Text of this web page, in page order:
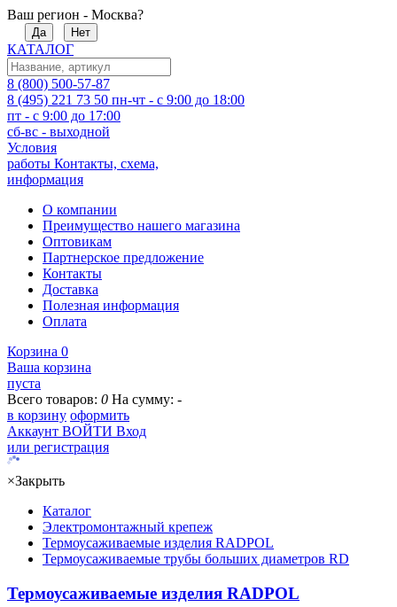
Ваш регион - Москва?
Да Нет
КАТАЛОГ
8 (800) 500-57-87
8 (495) 221 73 50 пн-чт - с 9:00 до 18:00
пт - с 9:00 до 17:00
сб-вс - выходной
Условия
работы Контакты, схема,
информация
О компании
Преимущество нашего магазина
Оптовикам
Партнерское предложение
Контакты
Доставка
Полезная информация
Оплата
Корзина 0
Ваша корзина
пуста
Всего товаров: 0 На сумму: -
в корзину оформить
Аккаунт ВОЙТИ Вход
или регистрация
×Закрыть
Каталог
Электромонтажный крепеж
Термоусаживаемые изделия RADPOL
Термоусаживаемые трубы больших диаметров RD
Термоусаживаемые изделия RADPOL